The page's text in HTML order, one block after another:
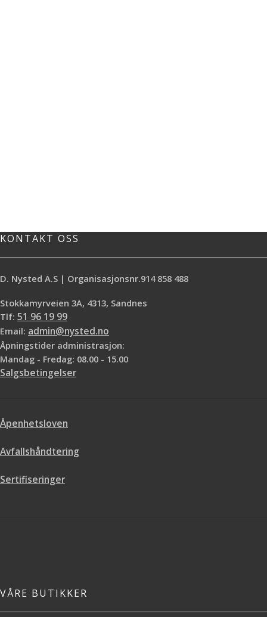
KONTAKT OSS
D. Nysted A.S | Organisasjonsnr.914 858 488
Stokkamyrveien 3A, 4313, Sandnes
Tlf: 51 96 19 99
Email: admin@nysted.no
Åpningstider administrasjon:
Mandag - Fredag: 08.00 - 15.00
Salgsbetingelser
Åpenhetsloven
Avfallshåndtering
Sertifiseringer
VÅRE BUTIKKER